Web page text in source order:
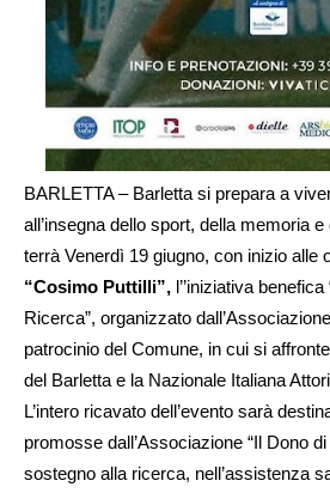
BARLETTA – Barletta si prepara a
all’insegna dello sport, della memoria
terrà Venerdì 19 giugno, con inizio alle
“Cosimo Puttilli”, l’’iniziativa
Ricerca”, organizzato
patrocinio del Comune, in cui si
del Barletta e la Nazionale Italiana
L’intero ricavato dell’evento sarà
promosse dall’Associazione “Il Dono
sostegno alla ricerca, nell’assistenza